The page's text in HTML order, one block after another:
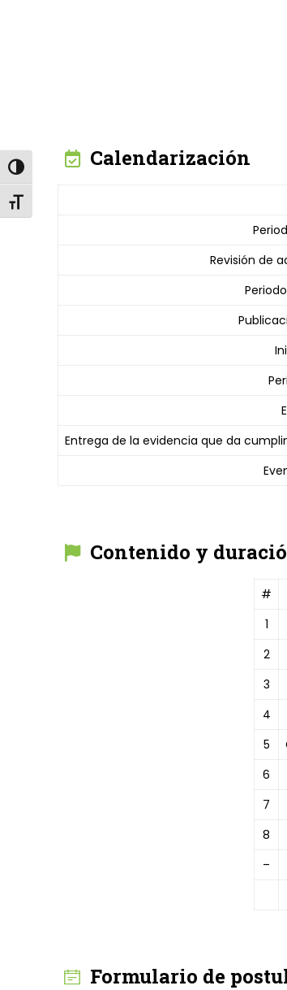
Alternar alto contraste
Alternar tamaño de letra
Calendarización
Revisión de
Entrega de la evidencia que da
Contenido y
#
1
2
3
4
5
6
7
8
–
Formulario de